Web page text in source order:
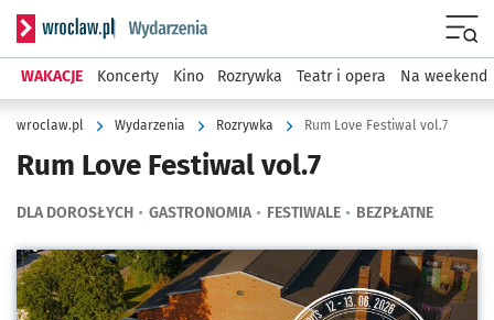
Serwis informacyjny wroclaw.pl podserwis: Wydarzenia
WAKACJE Koncerty Kino Rozrywka Teatr i opera Na weekend
wroclaw.pl Wydarzenia Rozrywka Rum Love Festiwal vol.7
Rum Love Festiwal vol.7
DLA DOROSŁYCH GASTRONOMIA FESTIWALE BEZPŁATNE
Kliknij, aby powiększyć